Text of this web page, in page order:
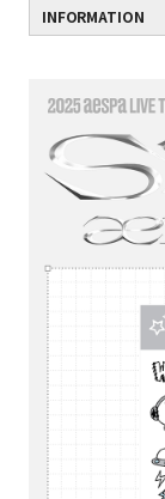
INFORMATION